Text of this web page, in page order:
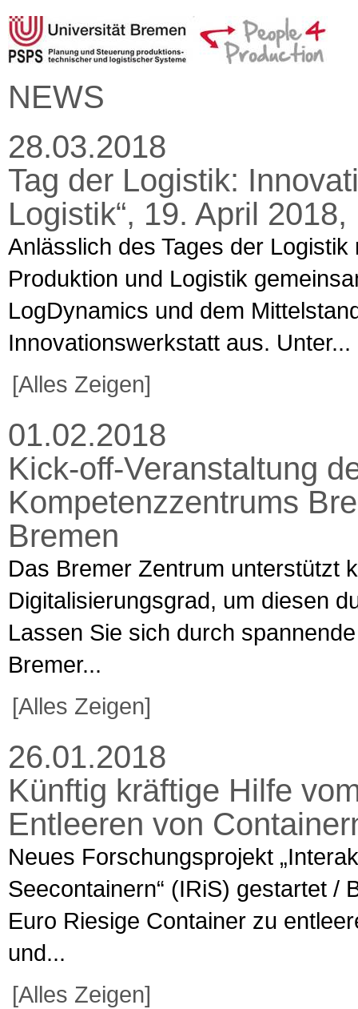
NEWS
28.03.2018
Tag der Logistik:
Logistik“, 19. April
Anlässlich des Tages der
Produktion und Logistik
LogDynamics und dem
Innovationswerkstatt aus. Unter...
[Alles Zeigen]
01.02.2018
Kick-off-Veranstaltung
Kompetenzzentrums
Bremen
Das Bremer Zentrum unterstützt
Digitalisierungsgrad, um diesen
Lassen Sie sich durch
Bremer...
[Alles Zeigen]
26.01.2018
Künftig kräftige Hilfe
Entleeren von
Neues Forschungsprojekt
Seecontainern“ (IRiS) gestartet /
Euro Riesige Container zu
und...
[Alles Zeigen]